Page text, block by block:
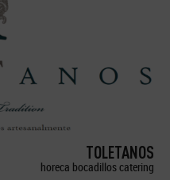
TOLETANOS
horeca bocadillos catering